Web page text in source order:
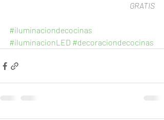
GRATIS
#iluminaciondecocinas
#iluminacionLED #decoraciondecocinas